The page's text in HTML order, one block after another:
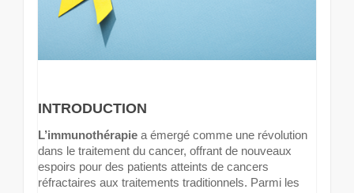
INTRODUCTION
L’immunothérapie a émergé comme une révolution
dans le traitement du cancer, offrant de nouveaux
espoirs pour des patients atteints de cancers
réfractaires aux traitements traditionnels. Parmi les